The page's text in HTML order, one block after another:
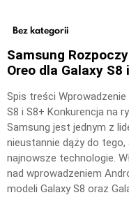
Bez kategorii
Samsung
Oreo dla Galaxy S8
Spis treści
S8 i S8+ Konkurencja na
Samsung jest jednym z
nieustannie dąży do
najnowsze technologie.
nad wprowadzeniem
modeli Galaxy S8 oraz